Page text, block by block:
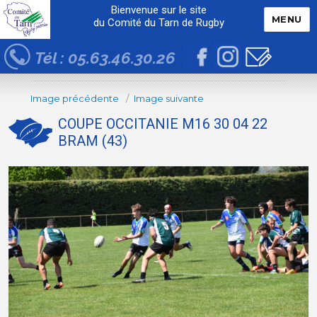
Bienvenue sur le site
du Comité du Tarn de Rugby
Tél : 05.63.46.30.26
MENU
Image précédente Image suivante
COUPE OCCITANIE M16 30 04 22
BRAM (43)